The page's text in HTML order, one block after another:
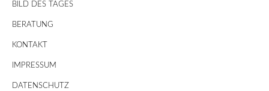
BILD DES TAGES
BERATUNG
KONTAKT
IMPRESSUM
DATENSCHUTZ